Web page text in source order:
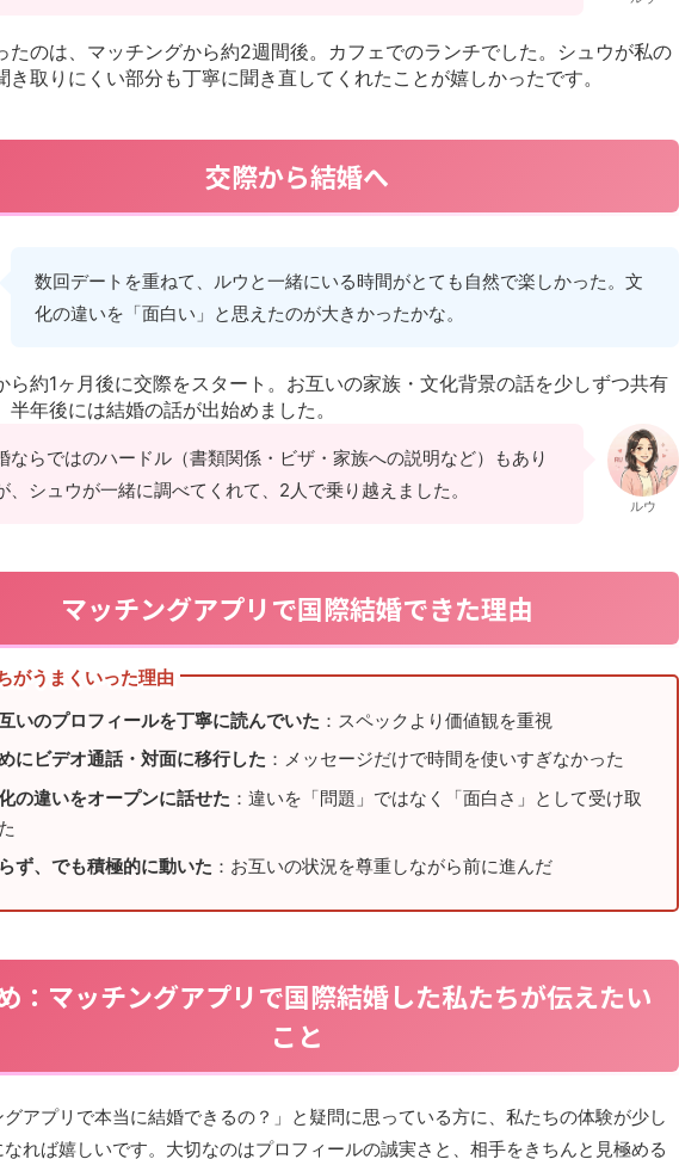
たのは、マッチングから約2週間後。カフェでのランチでした。シュウが私の
き取りにくい部分も丁寧に聞き直してくれたことが嬉しかったです。
交際から結婚へ
数回デートを重ねて、ルウと一緒にいる時間がとても自然で楽しかった。文
化の違いを「面白い」と思えたのが大きかったかな。
ら約1ヶ月後に交際をスタート。お互いの家族・文化背景の話を少しずつ共有
半年後には結婚の話が出始めました。
ならではのハードル（書類関係・ビザ・家族への説明など）もあり
、シュウが一緒に調べてくれて、2人で乗り越えました。
ルウ
マッチングアプリで国際結婚できた理由
がうまくいった理由
いのプロフィールを丁寧に読んでいた ：スペックより価値観を重視
にビデオ通話・対面に移行した ：メッセージだけで時間を使いすぎなかった
の違いをオープンに話せた ：違いを「問題」ではなく「面白さ」として受け取
ず、でも積極的に動いた ：お互いの状況を尊重しながら前に進んだ
：マッチングアプリで国際結婚した私たちが伝えたい
こと
グアプリで本当に結婚できるの？」と疑問に思っている方に、私たちの体験が少し
れば嬉しいです。大切なのはプロフィールの誠実さと、相手をきちんと見極める